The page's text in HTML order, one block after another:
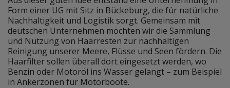
Form einer UG mit Sitz in Bückeburg, die für natürliche
Nachhaltigkeit und Logistik sorgt. Gemeinsam mit
deutschen Unternehmen möchten wir die Sammlung
und Nutzung von Haarresten zur nachhaltigen
Reinigung unserer Meere, Flüsse und Seen fördern. Die
Haarfilter sollen überall dort eingesetzt werden, wo
Benzin oder Motoröl ins Wasser gelangt – zum Beispiel
in Ankerzonen für Motorboote.